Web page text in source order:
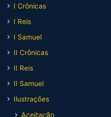
I Crônicas
I Reis
I Samuel
II Crônicas
II Reis
II Samuel
Ilustrações
Aceitação